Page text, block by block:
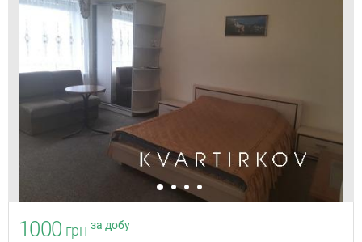
1000 грн за добу